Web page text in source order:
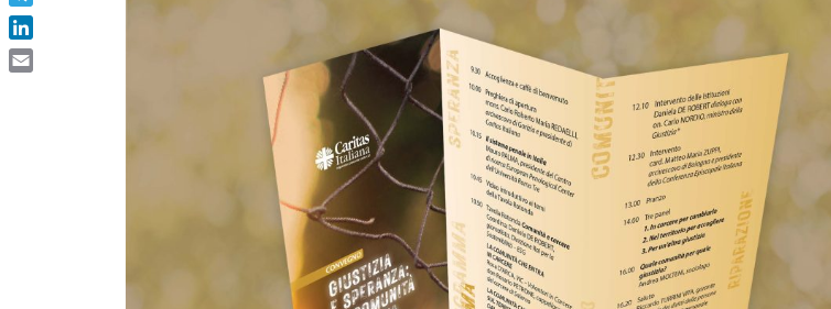
Telegram
LinkedIn